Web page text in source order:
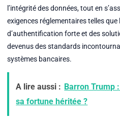
l’intégrité des données, tout en
exigences réglementaires telles que
d’authentification forte et des
devenus des standards
systèmes bancaires.
A lire aussi : Barron Trump
sa fortune héritée ?